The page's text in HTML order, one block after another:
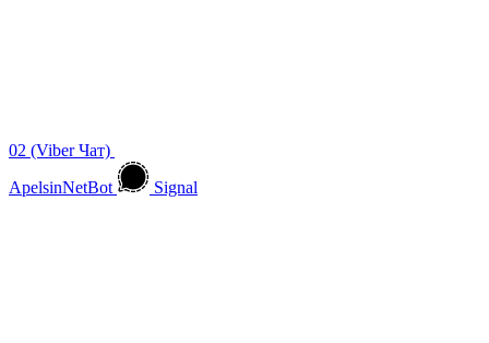
02 (Viber Чат)
ApelsinNetBot
Signal